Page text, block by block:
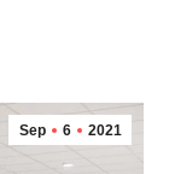
Sep 6 2021